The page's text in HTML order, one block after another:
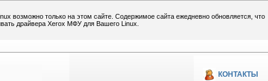
возможно только на этом сайте. Содержимое сайта ежедневно обновляется, что
драйвера Xerox МФУ для Вашего Linux.
КОНТАКТЫ